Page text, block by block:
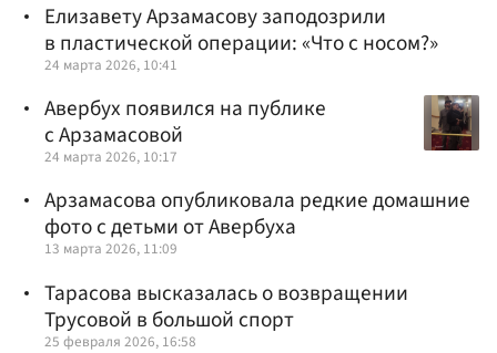
Елизавету Арзамасову заподозрили
в пластической операции: «Что с носом?»
24 марта 2026, 10:41
Авербух появился на публике
с Арзамасовой
24 марта 2026, 10:17
Арзамасова опубликовала редкие домашние
фото с детьми от Авербуха
13 марта 2026, 11:09
Тарасова высказалась о возвращении
Трусовой в большой спорт
25 февраля 2026, 16:58